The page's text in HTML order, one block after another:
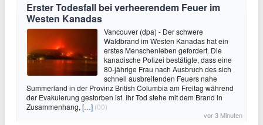
Erster Todesfall bei verheerendem Feuer im
Westen Kanadas
Vancouver (dpa) - Der schwere
Waldbrand im Westen Kanadas hat ein
erstes Menschenleben gefordert. Die
kanadische Polizei bestätigte, dass eine
80-jährige Frau nach Ausbruch des sich
schnell ausbreitenden Feuers nahe
Summerland in der Provinz British Columbia am Freitag während
der Evakuierung gestorben ist. Ihr Tod stehe mit dem Brand in
Zusammenhang,[…] (00)
vor 3 Minuten